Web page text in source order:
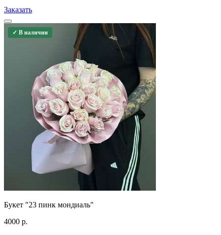
Заказать
✓ В наличии
Букет "23 пинк мондиаль"
4000 р.